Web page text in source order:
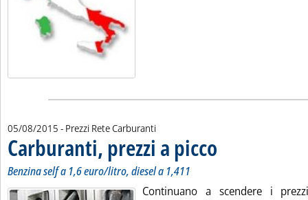
05/08/2015 - Prezzi Rete Carburanti
Carburanti, prezzi a picco
Benzina self a 1,6 euro/litro, diesel a 1,411
Continuano a scendere i